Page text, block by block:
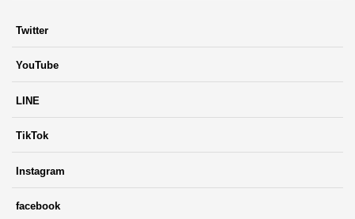
Twitter
YouTube
LINE
TikTok
Instagram
facebook